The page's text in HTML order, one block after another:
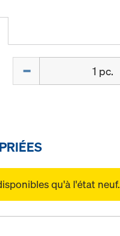
qu'à l'état neuf.